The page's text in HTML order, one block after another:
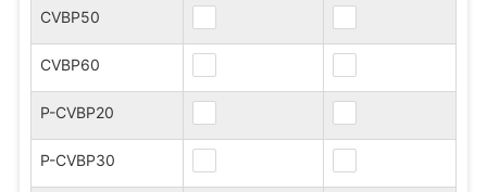
CVBP50
CVBP60
P-CVBP20
P-CVBP30